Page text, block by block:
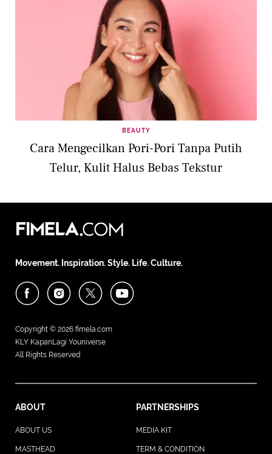
BEAUTY
Cara Mengecilkan Pori-Pori Tanpa Putih
Telur, Kulit Halus Bebas Tekstur
Movement. Inspiration. Style. Life. Culture.
Copyright © 2026 fimela.com
KLY KapanLagi Youniverse
All Rights Reserved
ABOUT PARTNERSHIPS
ABOUT US MEDIA KIT
MASTHEAD TERM & CONDITION